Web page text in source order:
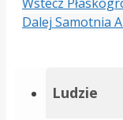
Ludzie
Dalej Samotnia